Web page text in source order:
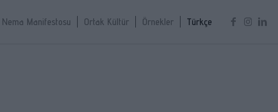
Nema Manifestosu Ortak Kültür Örnekler Türkçe